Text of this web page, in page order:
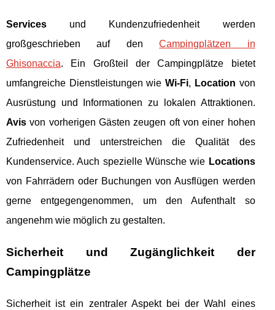
Services und Kundenzufriedenheit werden
großgeschrieben auf denCampingplätzen in
Ghisonaccia. Ein Großteil der Campingplätze bietet
umfangreiche Dienstleistungen wieWi-Fi, Location von
Ausrüstung und Informationen zu lokalen Attraktionen.
Avis von vorherigen Gästen zeugen oft von einer hohen
Zufriedenheit und unterstreichen die Qualität des
Kundenservice. Auch spezielle Wünsche wie Locations
von Fahrrädern oder Buchungen von Ausflügen werden
gerne entgegengenommen, um den Aufenthalt so
angenehm wie möglich zu gestalten.
Sicherheit und Zugänglichkeit der
Campingplätze
Sicherheit ist ein zentraler Aspekt bei der Wahl eines